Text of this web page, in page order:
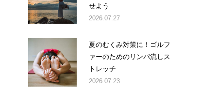
せよう
2026.07.27
夏のむくみ対策に！ゴルフ
ァーのためのリンパ流しス
トレッチ
2026.07.23